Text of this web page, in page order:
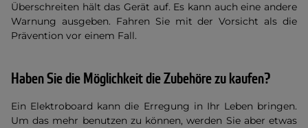
Überschreiten hält das Gerät auf. Es kann auch eine andere
Warnung ausgeben. Fahren Sie mit der Vorsicht als die
Prävention vor einem Fall.
Haben Sie die Möglichkeit die Zubehöre zu kaufen?
Ein Elektroboard kann die Erregung in Ihr Leben bringen.
Um das mehr benutzen zu können, werden Sie aber etwas